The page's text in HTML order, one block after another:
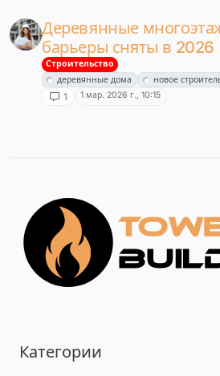
Деревянные
барьеры сняты в 2026
Строительство
деревянные дома
новое
1 1 мар. 2026 г., 10:15
Категории